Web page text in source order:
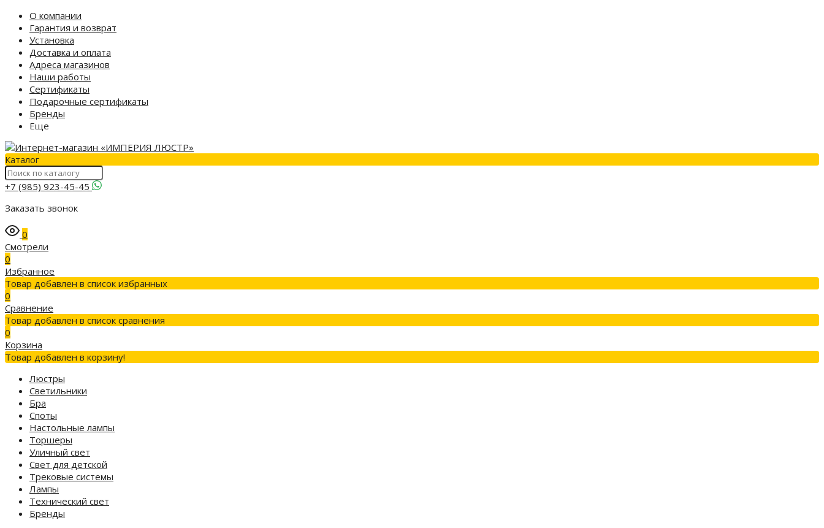
О компании
Гарантия и возврат
Установка
Доставка и оплата
Адреса магазинов
Наши работы
Сертификаты
Подарочные сертификаты
Бренды
Еще
Каталог
+7 (985) 923-45-45
Заказать звонок
0
Смотрели
0
Избранное
Товар добавлен в список избранных
0
Сравнение
Товар добавлен в список сравнения
0
Корзина
Товар добавлен в корзину!
Люстры
Светильники
Бра
Споты
Настольные лампы
Торшеры
Уличный свет
Свет для детской
Трековые системы
Лампы
Технический свет
Бренды